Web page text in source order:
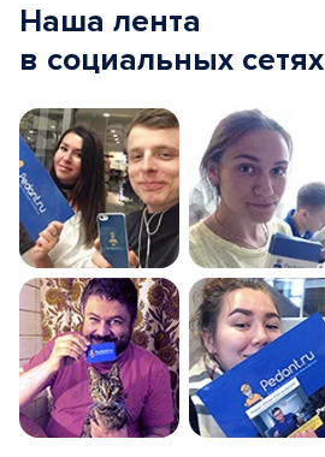
Наша лента
в социальных сетях